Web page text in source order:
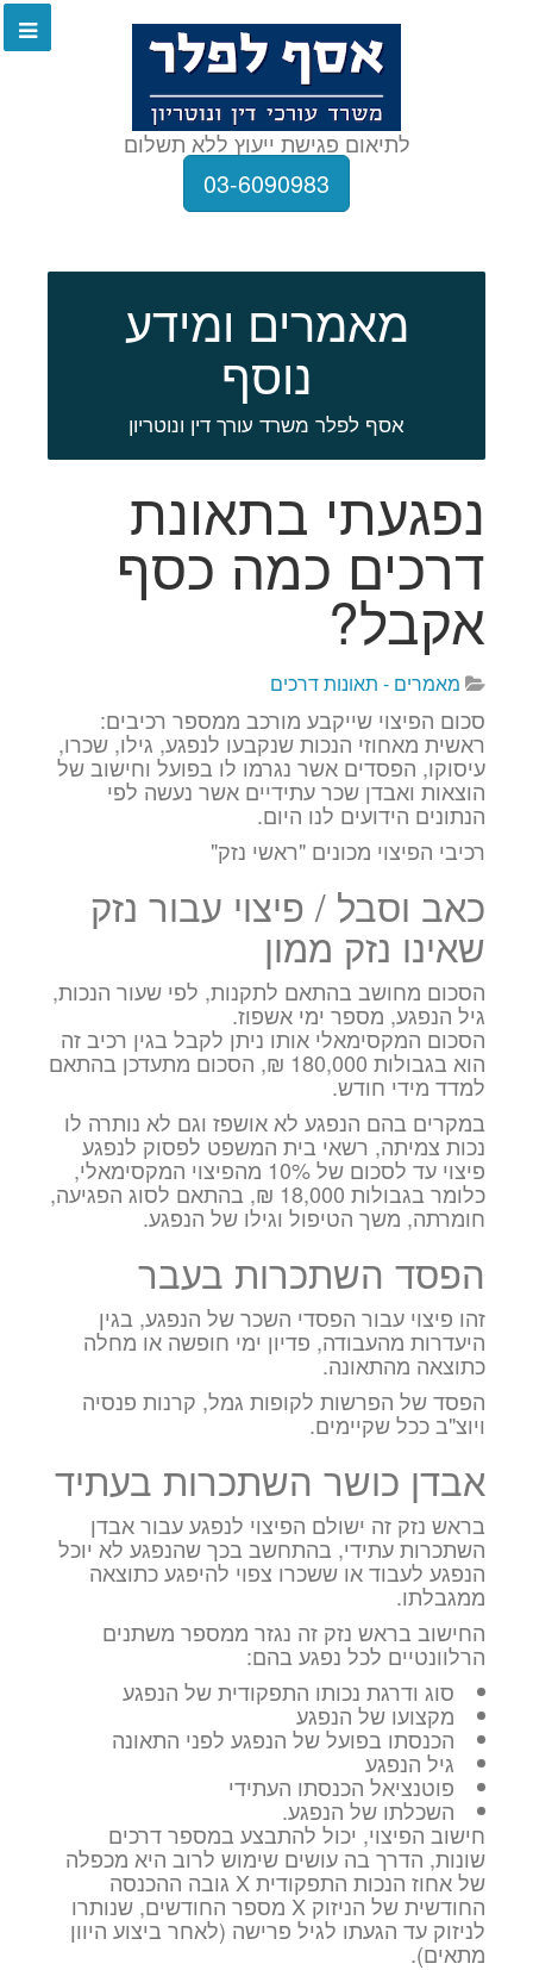
לתיאום פגישת ייעוץ ללא תשלום
03-6090983
מאמרים ומידע
נוסף
אסף לפלר משרד עורך דין ונוטריון
נפגעתי בתאונת
דרכים כמה כסף
אקבל?
מאמרים - תאונות דרכים
סכום הפיצוי שייקבע מורכב ממספר רכיבים:
ראשית מאחוזי הנכות שנקבעו לנפגע, גילו, שכרו,
עיסוקו, הפסדים אשר נגרמו לו בפועל וחישוב של
הוצאות ואבדן שכר עתידיים אשר נעשה לפי
הנתונים הידועים לנו היום.
רכיבי הפיצוי מכונים "ראשי נזק"
כאב וסבל / פיצוי עבור נזק
שאינו נזק ממון
הסכום מחושב בהתאם לתקנות, לפי שעור הנכות,
גיל הנפגע, מספר ימי אשפוז.
הסכום המקסימאלי אותו ניתן לקבל בגין רכיב זה
הוא בגבולות 180,000 ₪, הסכום מתעדכן בהתאם
למדד מידי חודש.
במקרים בהם הנפגע לא אושפז וגם לא נותרה לו
נכות צמיתה, רשאי בית המשפט לפסוק לנפגע
פיצוי עד לסכום של 10% מהפיצוי המקסימאלי,
כלומר בגבולות 18,000 ₪, בהתאם לסוג הפגיעה,
חומרתה, משך הטיפול וגילו של הנפגע.
הפסד השתכרות בעבר
זהו פיצוי עבור הפסדי השכר של הנפגע, בגין
היעדרות מהעבודה, פדיון ימי חופשה או מחלה
כתוצאה מהתאונה.
הפסד של הפרשות לקופות גמל, קרנות פנסיה
ויוצ"ב ככל שקיימים.
אבדן כושר השתכרות בעתיד
בראש נזק זה ישולם הפיצוי לנפגע עבור אבדן
השתכרות עתידי, בהתחשב בכך שהנפגע לא יוכל
הנפגע לעבוד או ששכרו צפוי להיפגע כתוצאה
ממגבלתו.
החישוב בראש נזק זה נגזר ממספר משתנים
הרלוונטיים לכל נפגע בהם:
סוג ודרגת נכותו התפקודית של הנפגע
מקצועו של הנפגע
הכנסתו בפועל של הנפגע לפני התאונה
גיל הנפגע
פוטנציאל הכנסתו העתידי
השכלתו של הנפגע.
חישוב הפיצוי, יכול להתבצע במספר דרכים
שונות, הדרך בה עושים שימוש לרוב היא מכפלה
של אחוז הנכות התפקודית X גובה ההכנסה
החודשית של הניזוק X מספר החודשים, שנותרו
לניזוק עד הגעתו לגיל פרישה (לאחר ביצוע היוון
מתאים).